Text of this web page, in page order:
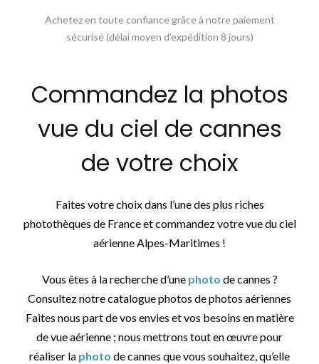
Achetez en toute confiance grâce à notre paiement
sécurisé (délai moyen d’expédition 8 jours)
Commandez la photos
vue du ciel de cannes
de votre choix
Faites votre choix dans l’une des plus riches
photothèques de France et commandez votre vue du ciel
aérienne Alpes-Maritimes !
Vous êtes à la recherche d’une photo de cannes ?
Consultez notre catalogue photos de photos aériennes
Faites nous part de vos envies et vos besoins en matière
de vue aérienne ; nous mettrons tout en œuvre pour
réaliser la photo de cannes que vous souhaitez, qu’elle